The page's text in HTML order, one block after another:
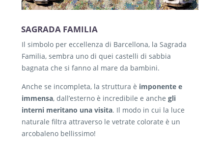
SAGRADA FAMILIA
Il simbolo per eccellenza di Barcellona, la Sagrada
Familia, sembra uno di quei castelli di sabbia
bagnata che si fanno al mare da bambini.
Anche se incompleta, la struttura è imponente e
immensa, dall’esterno è incredibile e anche gli
interni meritano una visita. Il modo in cui la luce
naturale filtra attraverso le vetrate colorate è un
arcobaleno bellissimo!